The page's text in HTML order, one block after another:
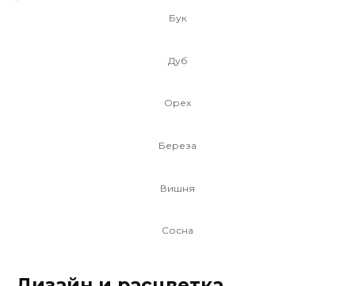
Бук
Дуб
Орех
Береза
Вишня
Сосна